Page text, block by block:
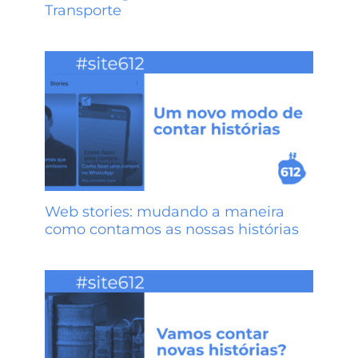
Transporte
Web stories: mudando a maneira
como contamos as nossas histórias